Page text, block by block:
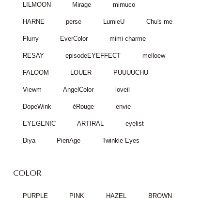
LILMOON Mirage mimuco
HARNE perse LumieU Chu's me
Flurry EverColor mimi charme
RESAY episodeEYEFFECT melloew
FALOOM LOUER PUUUUCHU
Viewm AngelColor loveil
DopeWink éRouge envie
EYEGENIC ARTIRAL eyelist
Diya PienAge Twinkle Eyes
COLOR
PURPLE PINK HAZEL BROWN